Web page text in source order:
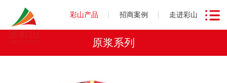
彩山产品 招商案例 走进彩山
原浆系列